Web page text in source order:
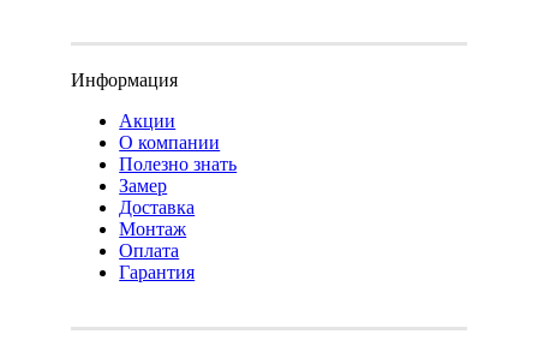
Информация
Акции
О компании
Полезно знать
Замер
Доставка
Монтаж
Оплата
Гарантия